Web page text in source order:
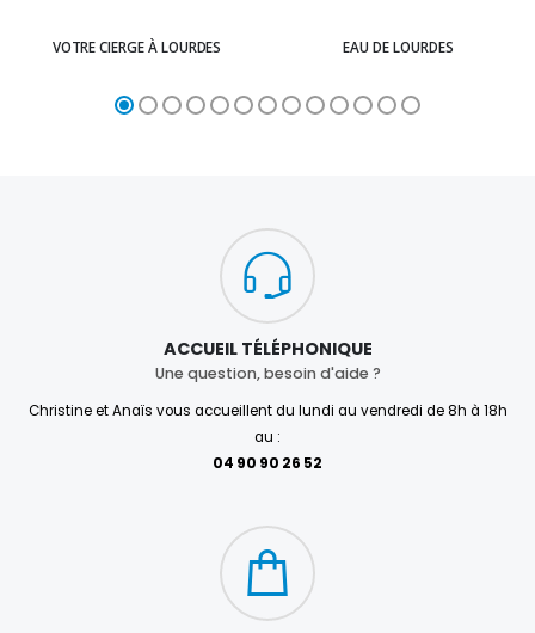
VOTRE CIERGE À LOURDES EAU DE LOURDES
ACCUEIL TÉLÉPHONIQUE
Une question, besoin d'aide ?
Christine et Anaïs vous accueillent du lundi au vendredi de 8h à 18h
au :
04 90 90 26 52